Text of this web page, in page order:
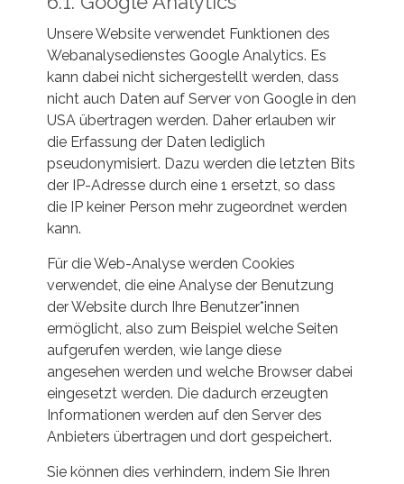
Unsere Website verwendet Funktionen des
Webanalysedienstes Google Analytics. Es
kann dabei nicht sichergestellt werden, dass
nicht auch Daten auf Server von Google in den
USA übertragen werden. Daher erlauben wir
die Erfassung der Daten lediglich
pseudonymisiert. Dazu werden die letzten Bits
der IP-Adresse durch eine 1 ersetzt, so dass
die IP keiner Person mehr zugeordnet werden
kann.
Für die Web-Analyse werden Cookies
verwendet, die eine Analyse der Benutzung
der Website durch Ihre Benutzer*innen
ermöglicht, also zum Beispiel welche Seiten
aufgerufen werden, wie lange diese
angesehen werden und welche Browser dabei
eingesetzt werden. Die dadurch erzeugten
Informationen werden auf den Server des
Anbieters übertragen und dort gespeichert.
Sie können dies verhindern, indem Sie Ihren